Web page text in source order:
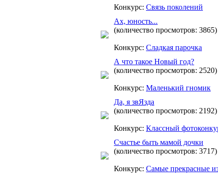
Конкурс: Связь поколений
Ах, юность...
(количество просмотров: 3865)
Конкурс: Сладкая парочка
А что такое Новый год?
(количество просмотров: 2520)
Конкурс: Маленький гномик
Да, я звЯзда
(количество просмотров: 2192)
Конкурс: Классный
Счастье быть мамой дочки
(количество просмотров: 3717)
Конкурс: Самые прекрасные